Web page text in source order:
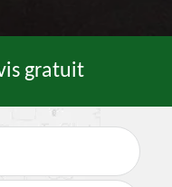
gratuit